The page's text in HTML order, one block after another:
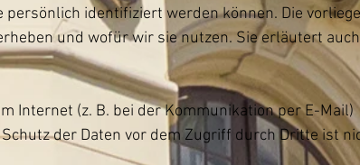
persönlich identifiziert werden können. Die
und wofür wir sie nutzen. Sie erläutert
Internet (z. B. bei der Kommunikation per E-Mail)
der Daten vor dem Zugriff durch Dritte ist